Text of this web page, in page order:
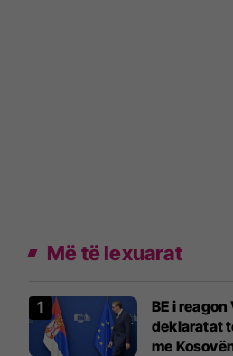
Më të lexuarat
BE i
deklaratat
me